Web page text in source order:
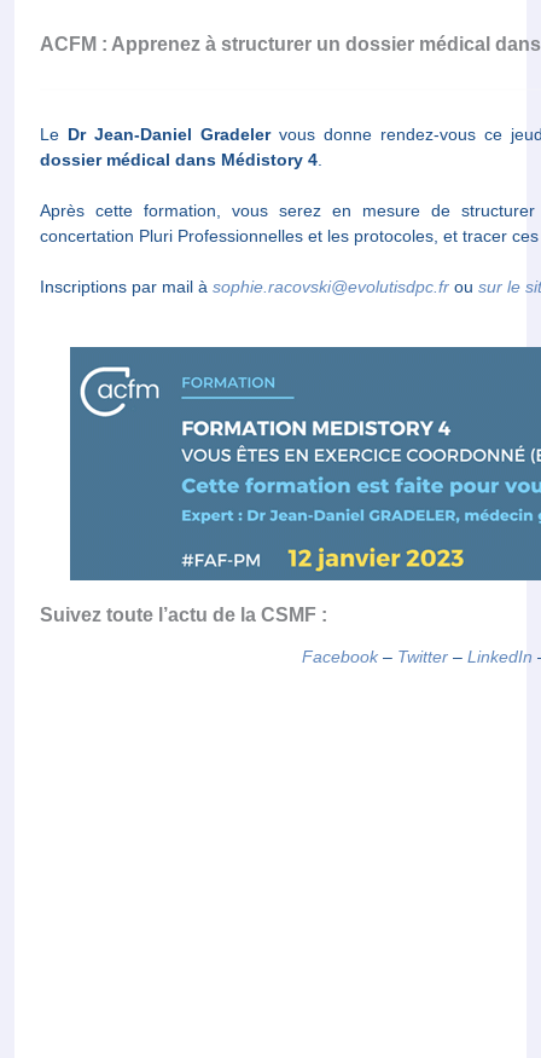
ACFM : Apprenez à structurer un dossier médical
Le Dr Jean-Daniel Gradelervous donne rendez-vous ce
dossier médical dans Médistory 4
Après cette formation, vous serez en mesure de
concertation Pluri Professionnelles et les protocoles, et tracer
Inscriptions par mail à sophie.racovski@evolutisdpc.fr ou sur le
Suivez toute l’actu de la CSMF :
Facebook– Twitter– LinkedIn